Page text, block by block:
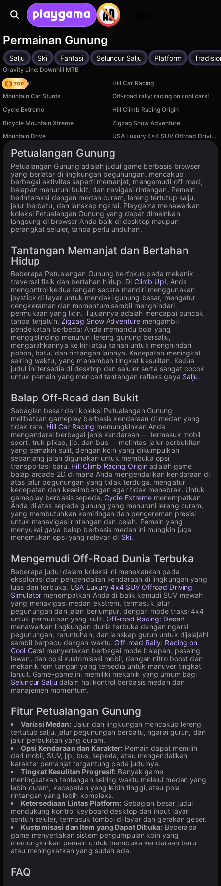
Permainan Gunung
Salju Ski Fantasi Seluncur Salju Platform
Gravity Line: Downhill MTB
Climb Up!
Hill Car Racing
Mountain Car Stunts
Off-road rally: racing on cool cars!
Cycle Extreme
Hill Climb Racing Origin
Bicycle Mountain Xtreme
Zigzag Snow Adventure
Tersedia di PC
Mountain Drive USA Luxury 4x4 SUV Offroad Driving Simulator
Petualangan Gunung
Petualangan Gunung adalah judul game berbasis browser
yang berlatar di lingkungan pegunungan, mencakup
berbagai aktivitas seperti memanjat, mengemudi off-road,
balapan menuruni bukit, dan navigasi rintangan. Pemain
berinteraksi dengan medan curam, lereng tertutup salju,
jalur berbatu, dan lanskap ngarai. Playgama menawarkan
koleksi Petualangan Gunung yang dapat dimainkan
langsung di browser Anda baik di desktop maupun
perangkat seluler, tanpa perlu unduhan.
Tantangan Memanjat dan Bertahan
Hidup
Beberapa Petualangan Gunung berfokus pada mekanik
traversal fisik dan bertahan hidup. Di Climb Up!, Anda
mengontrol kedua tangan secara mandiri menggunakan
joystick di layar untuk mendaki gunung besar, mengatur
cengkeraman dan momentum sambil menghindari
permukaan yang licin. Tujuannya adalah mencapai puncak
tanpa terjatuh. Zigzag Snow Adventure mengambil
pendekatan berbeda: Anda memandu bola yang
menggelinding menuruni lereng gunung bersalju,
mengarahkannya ke kiri atau kanan untuk menghindari
pohon, batu, dan rintangan lainnya. Kecepatan meningkat
seiring waktu, yang menambah tingkat kesulitan. Kedua
judul ini tersedia di desktop dan seluler serta sangat cocok
untuk pemain yang mencari tantangan refleks gaya Salju.
Balap Off-Road dan Bukit
Sebagian besar dari koleksi Petualangan Gunung
melibatkan gameplay berbasis kendaraan di medan yang
tidak rata. Hill Car Racing memungkinkan Anda
mengendarai berbagai jenis kendaraan — termasuk mobil
sport, truk pikap, jip, dan bus — melintasi jalur perbukitan
yang semakin sulit, dengan koin yang dikumpulkan
sepanjang jalan digunakan untuk membuka opsi
transportasi baru. Hill Climb Racing Origin adalah game
balap arcade 2D di mana Anda mengendalikan kendaraan di
atas jalur pegunungan yang tidak terduga, mengatur
kecepatan dan keseimbangan agar tidak menabrak. Untuk
gameplay berbasis sepeda, Cycle Extrememenempatkan
Anda di atas sepeda gunung yang menuruni lereng curam,
yang membutuhkan kemiringan dan pengereman presisi
untuk menavigasi rintangan dan celah. Pemain yang
menyukai gaya balap berbasis medan ini mungkin juga
menemukan opsi yang relevan di Ski.
Mengemudi Off-Road Dunia Terbuka
Beberapa judul dalam koleksi ini menekankan pada
eksplorasi dan pengendalian kendaraan di lingkungan yang
luas dan terbuka. USA Luxury 4x4 SUV Offroad Driving
Simulator menempatkan Anda di balik kemudi SUV mewah
yang menavigasi medan ekstrem, termasuk jalur
pegunungan dan jalan berlumpur, dengan mode traksi 4x4
untuk permukaan yang sulit. Off-road Racing: Desert
menawarkan lingkungan dunia terbuka dengan ngarai
pegunungan, reruntuhan, dan lanskap gurun untuk dijelajahi
sambil berpacu dengan waktu. Off-road Rally: Racing on
Cool Cars! menyertakan berbagai mode balapan, pesaing
lawan, dan opsi kustomisasi mobil, dengan nitro boost dan
mekanik rem tangan yang tersedia untuk manuver tingkat
lanjut. Game-game ini memiliki mekanik yang umum bagi
Seluncur Salju dalam hal kontrol berbasis medan dan
manajemen momentum.
Fitur Petualangan Gunung
Variasi Medan: Jalur dan lingkungan mencakup lereng
tertutup salju, jalur pegunungan berbatu, ngarai gurun, dan
jalur perbukitan yang curam.
Opsi Kendaraan dan Karakter: Pemain dapat memilih
dari mobil, SUV, jip, bus, sepeda, atau mengendalikan
karakter pemanjat tergantung pada judulnya.
Tingkat Kesulitan Progresif: Banyak game
meningkatkan tantangan seiring waktu melalui medan yang
lebih curam, kecepatan yang lebih tinggi, atau pola
rintangan yang lebih kompleks.
Ketersediaan Lintas Platform: Sebagian besar judul
mendukung kontrol keyboard desktop dan input layar
sentuh seluler, termasuk tombol di layar dan gerakan geser.
Kustomisasi dan Item yang Dapat Dibuka: Beberapa
game menyertakan sistem pengumpulan koin yang
memungkinkan pemain untuk membuka kendaraan baru
atau meningkatkan yang sudah ada.
FAQ